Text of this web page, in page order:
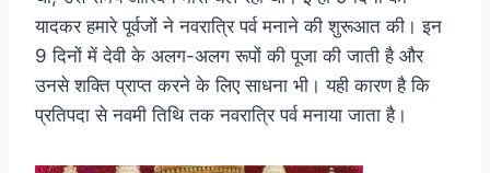
यादकर हमारे पूर्वजों ने नवरात्रि पर्व मनाने की शुरूआत की। इन
9 दिनों में देवी के अलग-अलग रूपों की पूजा की जाती है और
उनसे शक्ति प्राप्त करने के लिए साधना भी। यही कारण है कि
प्रतिपदा से नवमी तिथि तक नवरात्रि पर्व मनाया जाता है।